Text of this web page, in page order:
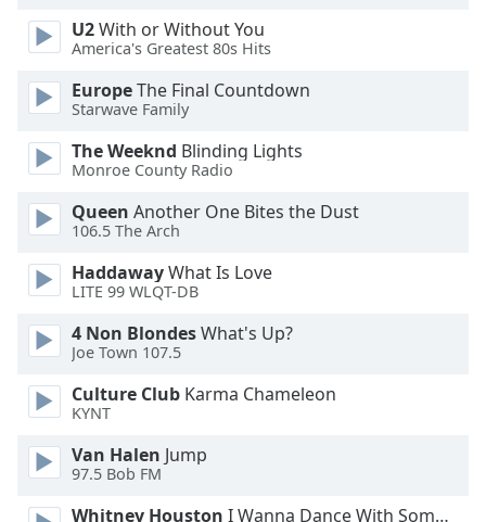
Opacity
Font
Edge
Family
Reset
Done
Close
Modal
Dialog
U2With or Without You
America's Greatest 80s Hits
EuropeThe Final Countdown
Starwave Family
The Weeknd Blinding Lights
Monroe County Radio
Queen Another One Bites the Dust
106.5 The Arch
HaddawayWhat Is Love
LITE 99 WLQT-DB
4 Non BlondesWhat's Up?
Joe Town 107.5
Culture Club Karma Chameleon
KYNT
Van Halen Jump
97.5 Bob FM
Whitney Houston I Wanna Dance With Somebody